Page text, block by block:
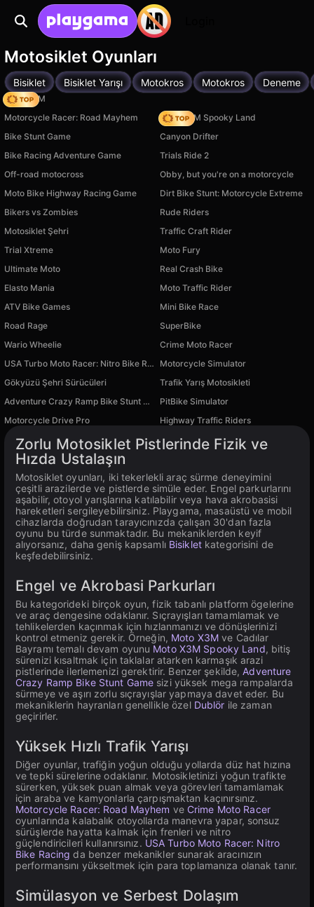
Motosiklet Oyunları
Bisiklet Bisiklet Yarışı Motokros Motokros Deneme
Moto X3M
Motorcycle Racer: Road Mayhem
Moto X3M Spooky Land
Bike Stunt Game
Canyon Drifter
Bike Racing Adventure Game
Trials Ride 2
Off-road motocross
Obby, but you're on a motorcycle
Moto Bike Highway Racing Game
Dirt Bike Stunt: Motorcycle Extreme
Bikers vs Zombies
Rude Riders
Motosiklet Şehri
Traffic Craft Rider
Trial Xtreme
Moto Fury
Ultimate Moto
Real Crash Bike
Elasto Mania
Moto Traffic Rider
ATV Bike Games
Mini Bike Race
Road Rage
SuperBike
Wario Wheelie
Crime Moto Racer
USA Turbo Moto Racer: Nitro Bike Racing Motorcycle Simulator
Gökyüzü Şehri Sürücüleri Trafik Yarış Motosikleti
Adventure Crazy Ramp Bike Stunt Game PitBike Simulator
PC platformunda mevcut
Motorcycle Drive Pro Highway Traffic Riders
Zorlu Motosiklet Pistlerinde Fizik ve
Hızda Ustalaşın
Motosiklet oyunları, iki tekerlekli araç sürme deneyimini
çeşitli arazilerde ve pistlerde simüle eder. Engel parkurlarını
aşabilir, otoyol yarışlarına katılabilir veya hava akrobasisi
hareketleri sergileyebilirsiniz. Playgama, masaüstü ve mobil
cihazlarda doğrudan tarayıcınızda çalışan 30'dan fazla
oyunu bu türde sunmaktadır. Bu mekaniklerden keyif
alıyorsanız, daha geniş kapsamlı Bisikletkategorisini de
keşfedebilirsiniz.
Engel ve Akrobasi Parkurları
Bu kategorideki birçok oyun, fizik tabanlı platform ögelerine
ve araç dengesine odaklanır. Sıçrayışları tamamlamak ve
tehlikelerden kaçınmak için hızlanmanızı ve dönüşlerinizi
kontrol etmeniz gerekir. Örneğin, Moto X3M ve Cadılar
Bayramı temalı devam oyunu Moto X3M Spooky Land, bitiş
sürenizi kısaltmak için taklalar atarken karmaşık arazi
pistlerinde ilerlemenizi gerektirir. Benzer şekilde,Adventure
Crazy Ramp Bike Stunt Game sizi yüksek mega rampalarda
sürmeye ve aşırı zorlu sıçrayışlar yapmaya davet eder. Bu
mekaniklerin hayranları genellikle özel Dublör ile zaman
geçirirler.
Yüksek Hızlı Trafik Yarışı
Diğer oyunlar, trafiğin yoğun olduğu yollarda düz hat hızına
ve tepki sürelerine odaklanır. Motosikletinizi yoğun trafikte
sürerken, yüksek puan almak veya görevleri tamamlamak
için araba ve kamyonlarla çarpışmaktan kaçınırsınız.
Motorcycle Racer: Road Mayhem ve Crime Moto Racer
oyunlarında kalabalık otoyollarda manevra yapar, sonsuz
sürüşlerde hayatta kalmak için frenleri ve nitro
güçlendiricileri kullanırsınız. USA Turbo Moto Racer: Nitro
Bike Racing da benzer mekanikler sunarak aracınızın
performansını yükseltmek için para toplamanıza olanak tanır.
Simülasyon ve Serbest Dolaşım